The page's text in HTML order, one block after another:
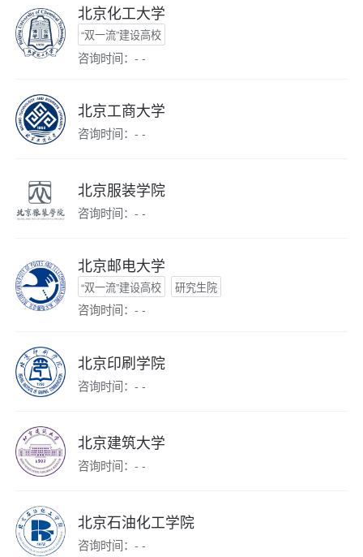
北京化工大学
“双一流”建设高校
咨询时间：- -
北京工商大学
咨询时间：- -
北京服装学院
咨询时间：- -
北京邮电大学
“双一流”建设高校 研究生院
咨询时间：- -
北京印刷学院
咨询时间：- -
北京建筑大学
咨询时间：- -
北京石油化工学院
咨询时间：- -